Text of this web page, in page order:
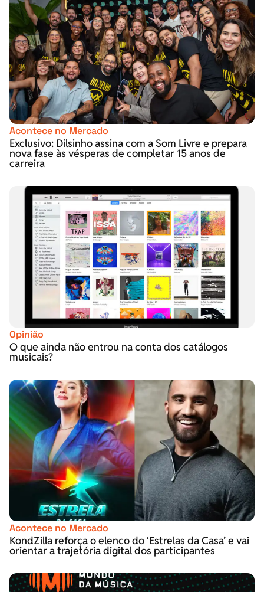
Acontece no Mercado
Exclusivo: Dilsinho assina com a Som Livre e prepara
nova fase às vésperas de completar 15 anos de
carreira
Opinião
O que ainda não entrou na conta dos catálogos
musicais?
Acontece no Mercado
KondZilla reforça o elenco do ‘Estrelas da Casa’ e vai
orientar a trajetória digital dos participantes